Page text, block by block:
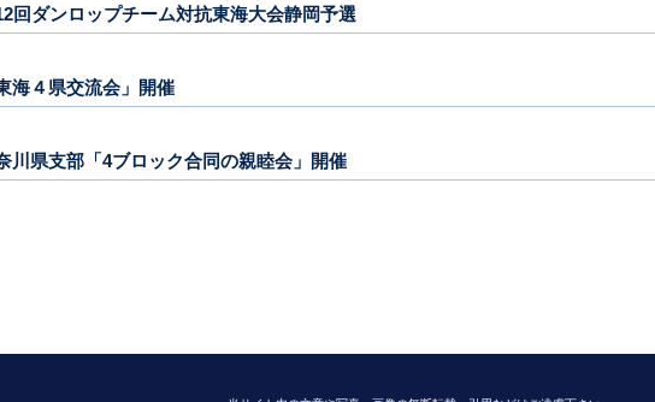
ダンロップチーム対抗東海大会静岡予選
４県交流会」開催
県支部「4ブロック合同の親睦会」開催